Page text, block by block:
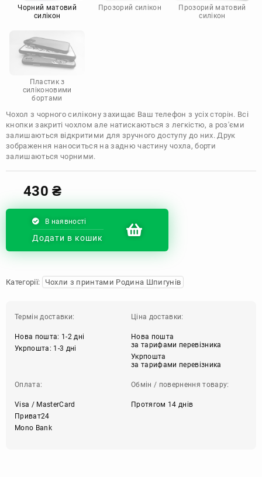
Чорний матовий
силікон
Прозорий силікон
Прозорий матовий
силікон
Пластик з
силіконовими
бортами
Чохол з чорного силікону захищає Ваш телефон з усіх сторін. Всі
кнопки закриті чохлом але натискаються з легкістю, а роз'єми
залишаються відкритими для зручного доступу до них. Друк
зображення наноситься на задню частину чохла, борти
залишаються чорними.
430₴
В наявності
Додати в кошик
Категорії: Чохли з принтами Родина Шпигунів
Термін доставки:
Нова пошта: 1-2 дні
Укрпошта: 1-3 дні
Ціна доставки:
Нова пошта
за тарифами перевізника
Укрпошта
за тарифами перевізника
Оплата:
Visa / MasterCard
Приват24
Mono Bank
Обмін / повернення товару:
Протягом 14 днів